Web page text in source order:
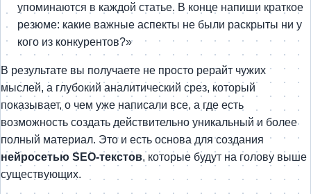
упоминаются в каждой статье. В конце напиши краткое
резюме: какие важные аспекты не были раскрыты ни у
кого из конкурентов?»
В результате вы получаете не просто рерайт чужих
мыслей, а глубокий аналитический срез, который
показывает, о чем уже написали все, а где есть
возможность создать действительно уникальный и более
полный материал. Это и есть основа для создания
нейросетью SEO-текстов, которые будут на голову выше
существующих.